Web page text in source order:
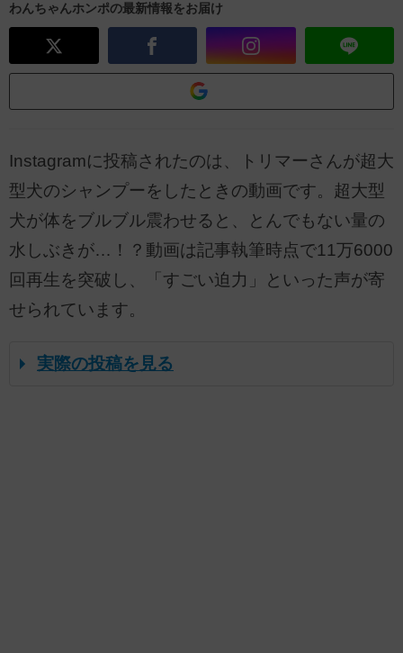
わんちゃんホンポの最新情報をお届け
Instagramに投稿されたのは、トリマーさんが超大
型犬のシャンプーをしたときの動画です。超大型
犬が体をブルブル震わせると、とんでもない量の
水しぶきが…！？動画は記事執筆時点で11万6000
回再生を突破し、「すごい迫力」といった声が寄
せられています。
実際の投稿を見る